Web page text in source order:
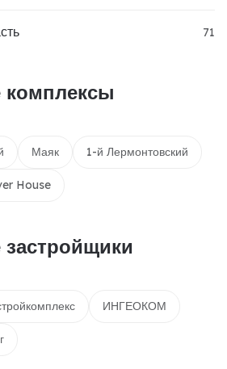
71
Маяк 1-й Лермонтовский
House
ИНГЕОКОМ